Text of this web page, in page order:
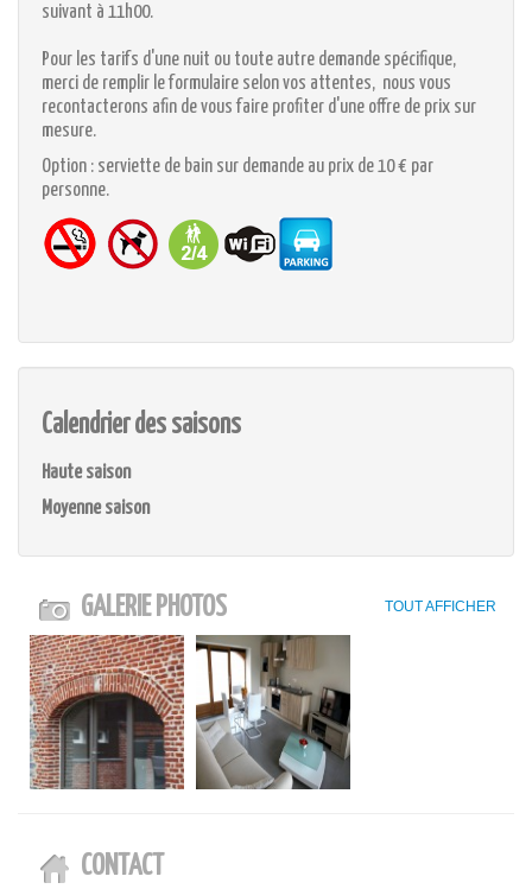
suivant à 11h00.
Pour les tarifs d'une nuit ou toute autre demande spécifique,
merci de remplir le formulaire selon vos attentes, nous vous
recontacterons afin de vous faire profiter d'une offre de prix sur
mesure.
Option : serviette de bain sur demande au prix de 10 € par
personne.
Calendrier des saisons
Haute saison
Moyenne saison
GALERIE PHOTOS TOUT AFFICHER
CONTACT